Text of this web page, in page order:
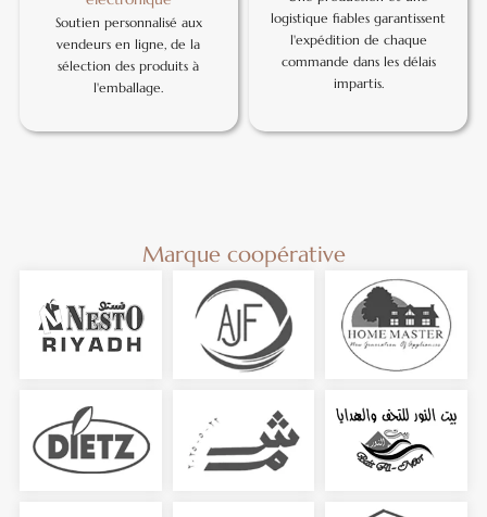
Soutien personnalisé aux
vendeurs en ligne, de la
sélection des produits à
l'emballage.
logistique fiables garantissent
l'expédition de chaque
commande dans les délais
impartis.
Marque coopérative